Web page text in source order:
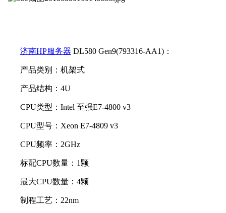
济南HP服务器 DL580 Gen9(793316-AA1)：
产品类别：机架式
产品结构：4U
CPU类型：Intel 至强E7-4800 v3
CPU型号：Xeon E7-4809 v3
CPU频率：2GHz
标配CPU数量：1颗
最大CPU数量：4颗
制程工艺：22nm